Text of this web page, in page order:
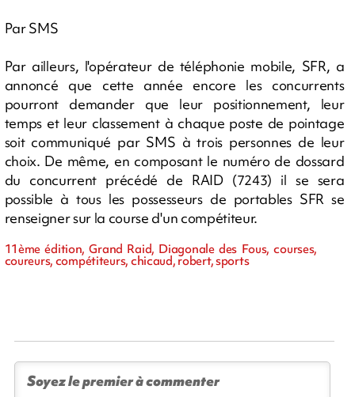
Par SMS
Par ailleurs, l'opérateur de téléphonie mobile, SFR, a
annoncé que cette année encore les concurrents
pourront demander que leur positionnement, leur
temps et leur classement à chaque poste de pointage
soit communiqué par SMS à trois personnes de leur
choix. De même, en composant le numéro de dossard
du concurrent précédé de RAID (7243) il se sera
possible à tous les possesseurs de portables SFR se
renseigner sur la course d'un compétiteur.
11ème édition, Grand Raid, Diagonale des Fous, courses,
coureurs, compétiteurs, chicaud, robert, sports